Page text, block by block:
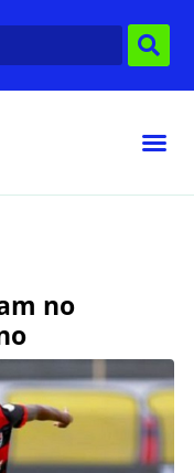
no